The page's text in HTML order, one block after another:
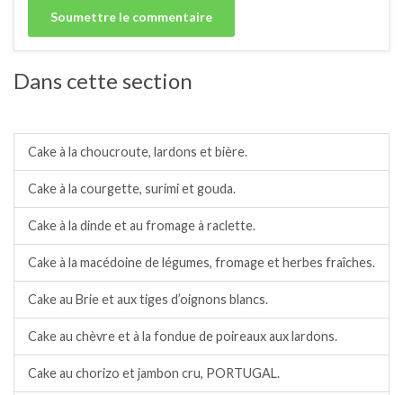
Dans cette section
Cake à la choucroute, lardons et bière.
Cake à la courgette, surimi et gouda.
Cake à la dinde et au fromage à raclette.
Cake à la macédoine de légumes, fromage et herbes fraîches.
Cake au Brie et aux tiges d’oignons blancs.
Cake au chèvre et à la fondue de poireaux aux lardons.
Cake au chorizo et jambon cru, PORTUGAL.